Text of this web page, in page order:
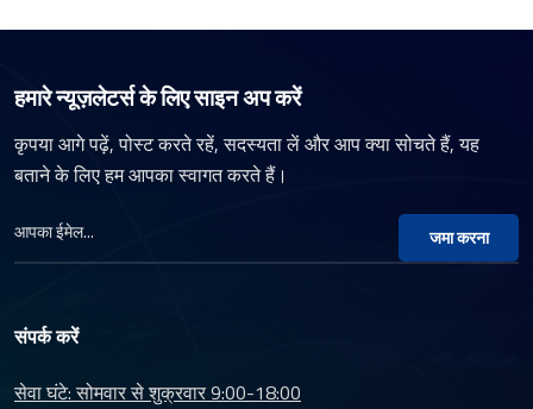
हमारे न्यूज़लेटर्स के लिए साइन अप करें
कृपया आगे पढ़ें, पोस्ट करते रहें, सदस्यता लें और आप क्या सोचते हैं, यह
बताने के लिए हम आपका स्वागत करते हैं।
जमा करना
संपर्क करें
सेवा घंटे: सोमवार से शुक्रवार 9:00-18:00